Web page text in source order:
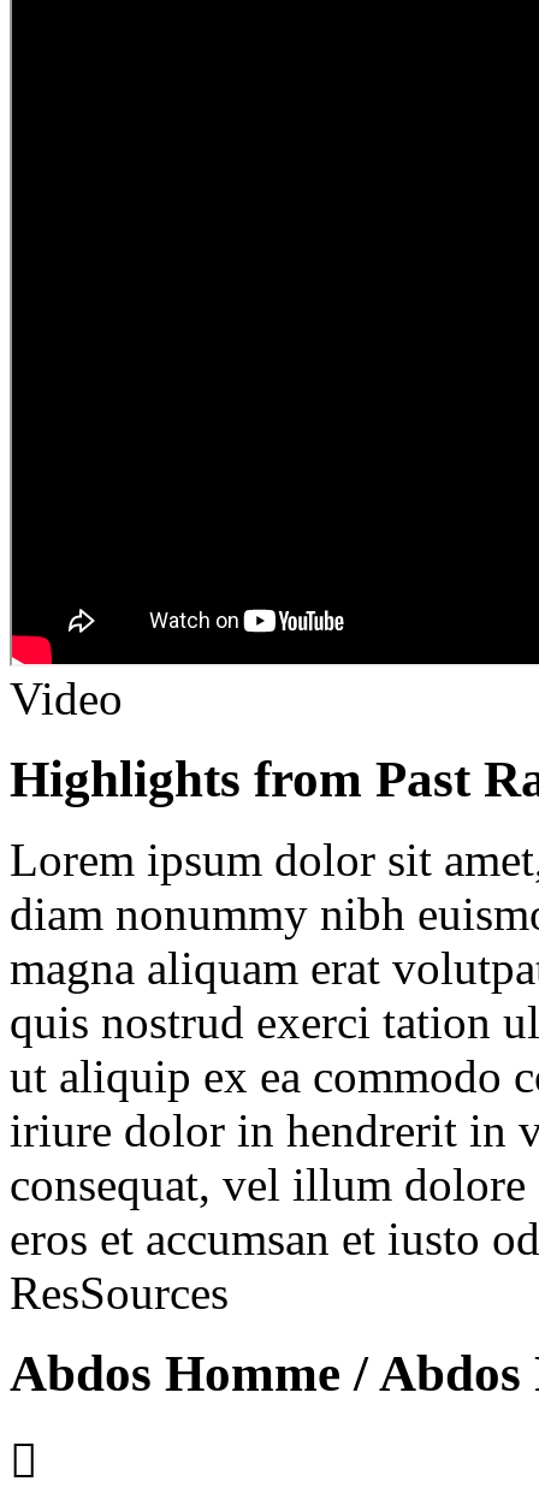
Video
Highlights from Past
Lorem ipsum dolor sit
diam nonummy nibh
magna aliquam erat
quis nostrud exerci tation
ut aliquip ex ea commodo
iriure dolor in hendrerit in
consequat, vel illum
eros et accumsan et iusto
ResSources
Abdos Homme / Abdos
